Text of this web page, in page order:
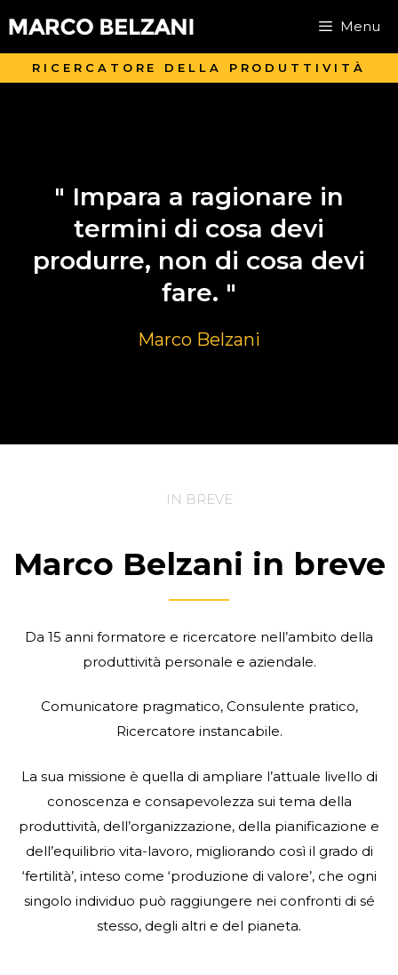
Menu
RICERCATORE DELLA PRODUTTIVITÀ
" Impara a ragionare in
termini di cosa devi
produrre, non di cosa devi
fare. "
Marco Belzani
IN BREVE
Marco Belzani in breve
Da 15 anni formatore e ricercatore nell’ambito della
produttività personale e aziendale.
Comunicatore pragmatico, Consulente pratico,
Ricercatore instancabile.
La sua missione è quella di ampliare l’attuale livello di
conoscenza e consapevolezza sui tema della
produttività, dell’organizzazione, della pianificazione e
dell’equilibrio vita-lavoro, migliorando così il grado di
‘fertilità’, inteso come ‘produzione di valore’, che ogni
singolo individuo può raggiungere nei confronti di sé
stesso, degli altri e del pianeta.